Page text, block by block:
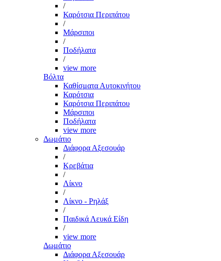
/
Καρότσια Περιπάτου
/
Μάρσιποι
/
Ποδήλατα
/
view more
Βόλτα
Καθίσματα Αυτοκινήτου
Καρότσια
Καρότσια Περιπάτου
Μάρσιποι
Ποδήλατα
view more
Δωμάτιο
Διάφορα Αξεσουάρ
/
Κρεβάτια
/
Λίκνο
/
Λίκνο - Ρηλάξ
/
Παιδικά Λευκά Είδη
/
view more
Δωμάτιο
Διάφορα Αξεσουάρ